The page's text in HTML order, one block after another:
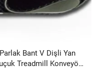
Bant V Dişli Yan
Treadmill Konveyör